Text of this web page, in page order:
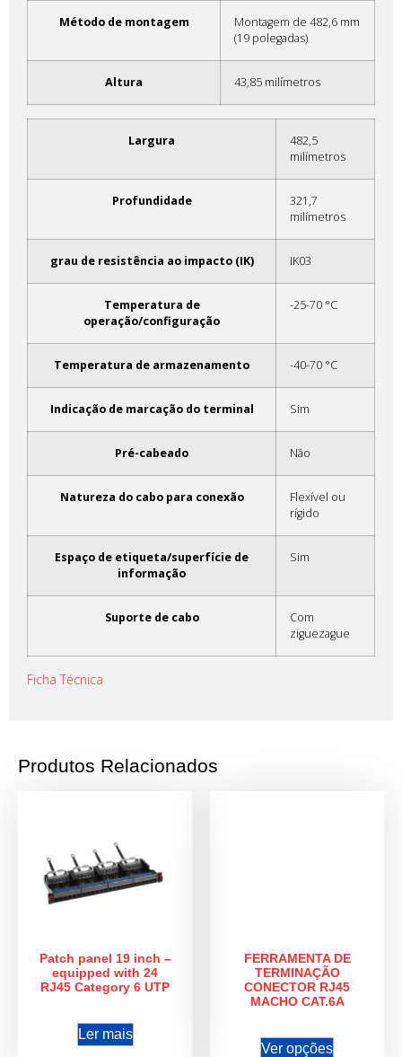
Método de montagem
Montagem de 482,6 mm
(19 polegadas)
Altura 43,85 milímetros
Largura
482,5
milímetros
Profundidade
321,7
milímetros
grau de resistência ao impacto (IK) IK03
Temperatura de
operação/configuração
-25-70 °C
Temperatura de armazenamento -40-70 °C
Indicação de marcação do terminal Sim
Pré-cabeado Não
Natureza do cabo para conexão
Flexível ou
rígido
Espaço de etiqueta/superfície de
informação
Sim
Suporte de cabo
Com
ziguezague
Ficha Técnica
Produtos Relacionados
Patch panel 19 inch –
equipped with 24
RJ45 Category 6 UTP
Ler mais
FERRAMENTA DE
TERMINAÇÃO
CONECTOR RJ45
MACHO CAT.6A
Ver opções